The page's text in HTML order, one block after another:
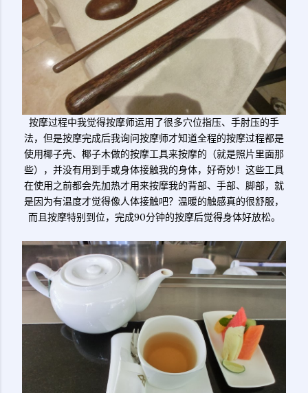
按摩过程中我觉得按摩师运用了很多穴位指压、手肘压的手
法，但是按摩完成后我询问按摩师才知道全程的按摩过程都是
使用椰子壳、椰子木做的按摩工具来按摩的（就是照片里面那
些），并没有用到手或身体接触我的身体，好奇妙！这些工具
在使用之前都会先加热才用来按摩我的背部、手部、脚部，就
是因为有温度才觉得像人体接触吧？温暖的触感真的很舒服，
而且按摩特别到位，完成90分钟的按摩后觉得身体好放松。